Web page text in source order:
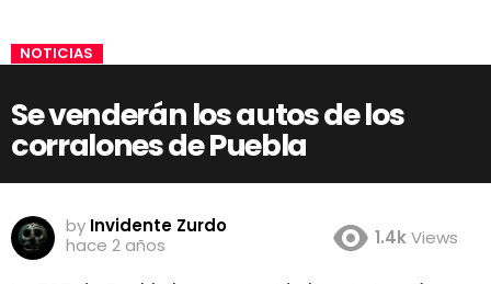
NOTICIAS
Se venderán los autos de los
corralones de Puebla
by Invidente Zurdo
hace 2 años
1.4kViews